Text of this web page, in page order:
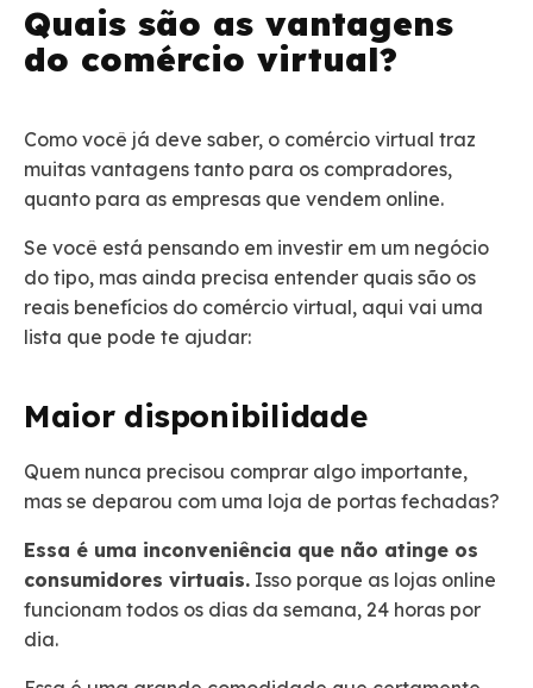
Quais são as vantagens
do comércio virtual?
Como você já deve saber, o comércio virtual traz
muitas vantagens tanto para os compradores,
quanto para as empresas que vendem online.
Se você está pensando em investir em um negócio
do tipo, mas ainda precisa entender quais são os
reais benefícios do comércio virtual, aqui vai uma
lista que pode te ajudar:
Maior disponibilidade
Quem nunca precisou comprar algo importante,
mas se deparou com uma loja de portas fechadas?
Essa é uma inconveniência que não atinge os
consumidores virtuais. Isso porque as lojas online
funcionam todos os dias da semana, 24 horas por
dia.